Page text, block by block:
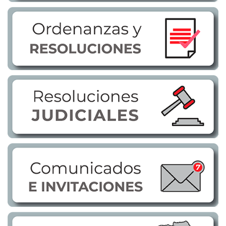
Transparencia
LOTAIP
GAD Macará
2025
2020
2021
2016
2015
2014